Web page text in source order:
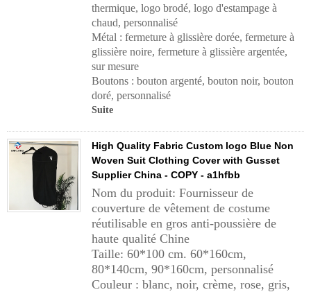
thermique, logo brodé, logo d'estampage à
chaud, personnalisé
Métal : fermeture à glissière dorée, fermeture à
glissière noire, fermeture à glissière argentée,
sur mesure
Boutons : bouton argenté, bouton noir, bouton
doré, personnalisé
Suite
High Quality Fabric Custom logo Blue Non
Woven Suit Clothing Cover with Gusset
Supplier China - COPY - a1hfbb
Nom du produit: Fournisseur de
couverture de vêtement de costume
réutilisable en gros anti-poussière de
haute qualité Chine
Taille: 60*100 cm. 60*160cm,
80*140cm, 90*160cm, personnalisé
Couleur : blanc, noir, crème, rose, gris,